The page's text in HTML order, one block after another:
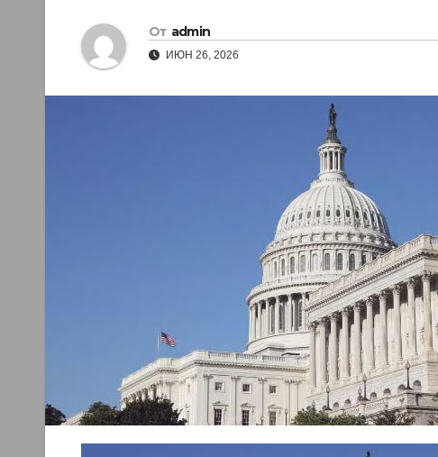
От admin
ИЮН 26, 2026